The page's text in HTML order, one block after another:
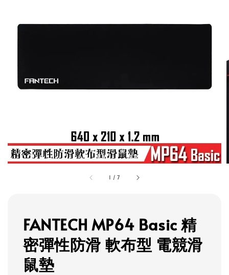
1 /7
FANTECH MP64 Basic 精
密彈性防滑 軟布型 電競滑
鼠墊